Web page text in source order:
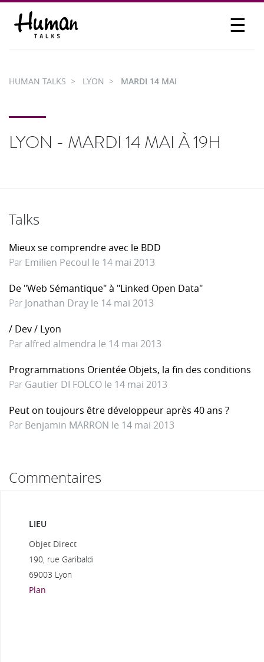
☰
PARTICIPER
HUMAN TALKS LYON MARDI 14 MAI
LYON - MARDI 14 MAI À 19H
Talks
Mieux se comprendre avec le BDD
Par Emilien Pecoul le 14 mai 2013
De "Web Sémantique" à "Linked Open Data"
Par Jonathan Dray le 14 mai 2013
/ Dev / Lyon
Paralfred almendra le 14 mai 2013
Programmations Orientée Objets, la fin des conditions
Par Gautier DI FOLCO le 14 mai 2013
Peut on toujours être développeur après 40 ans ?
Par Benjamin MARRON le 14 mai 2013
Commentaires
LIEU
Objet Direct
190, rue Garibaldi
69003 Lyon
Plan